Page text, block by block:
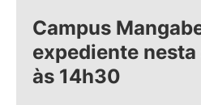
Campus
expediente
às 14h30